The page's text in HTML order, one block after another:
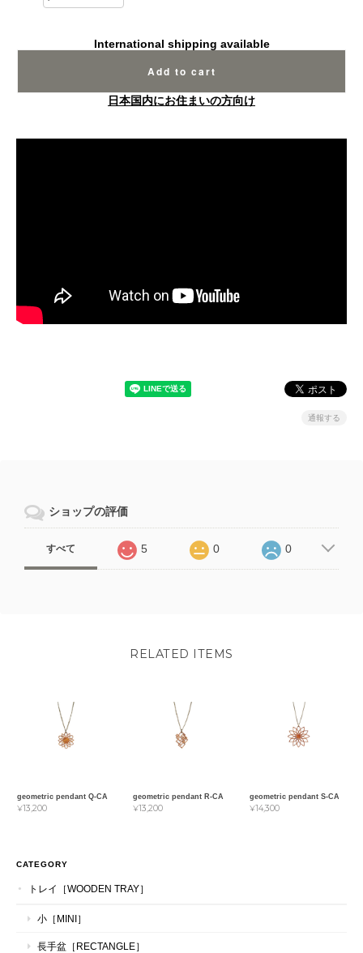
International shipping available
Add to cart
日本国内にお住まいの方向け
通報する
ショップの評価
すべて 5 0 0
RELATED ITEMS
geometric pendant Q-CA
¥13,200
geometric pendant R-CA
¥13,200
geometric pendant S-CA
¥14,300
CATEGORY
トレイ［WOODEN TRAY］
小［MINI］
長手盆［RECTANGLE］